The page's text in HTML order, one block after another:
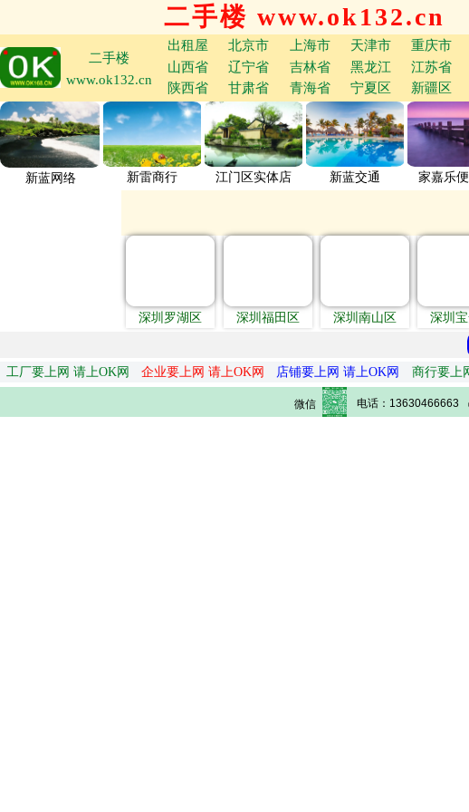
二手楼 www.ok132.cn
二手楼
www.ok132.cn
出租屋 北京市 上海市 天津市 重庆市
山西省
辽宁省 吉林省 黑龙江 江苏省
陕西省
甘肃省 青海省 宁夏区 新疆区
新蓝网络 新雷商行 江门区实体店 新蓝交通 家嘉乐
深圳罗湖区 深圳福田区 深圳南山区 深圳
工厂要上网 请上OK网
企业要上网 请上OK网 店铺要上网 请上OK网 商行要上
微信 电话：13630466663